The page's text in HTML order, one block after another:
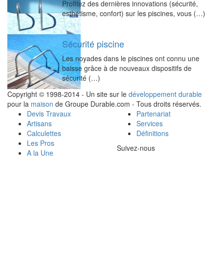
Profitez des dernières innovations (sécurité,
esthétisme, confort) sur les piscines, vous (…)
Sécurité piscine
Les noyades dans le piscines ont connu une
baisse grâce à de nouveaux dispositifs de
sécurité (…)
Copyright © 1998-2014 - Un site sur le développement durable
pour la maison de Groupe Durable.com - Tous droits réservés.
Devis Travaux
Artisans
Calculettes
Les Pros
A la Une
Partenariat
Services
Définitions
Suivez-nous